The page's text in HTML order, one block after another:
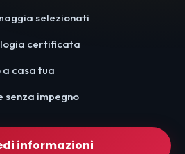
selezionati
certificata
a casa tua
senza impegno
informazioni